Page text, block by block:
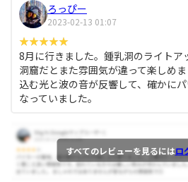
ろっぴー
2023-02-13 01:07
8月に行きました。鍾乳洞のライトア
洞窟だとまた雰囲気が違って楽しめ
込む光と波の音が反響して、確かに
なっていました。
すべてのレビューを見るにはロ